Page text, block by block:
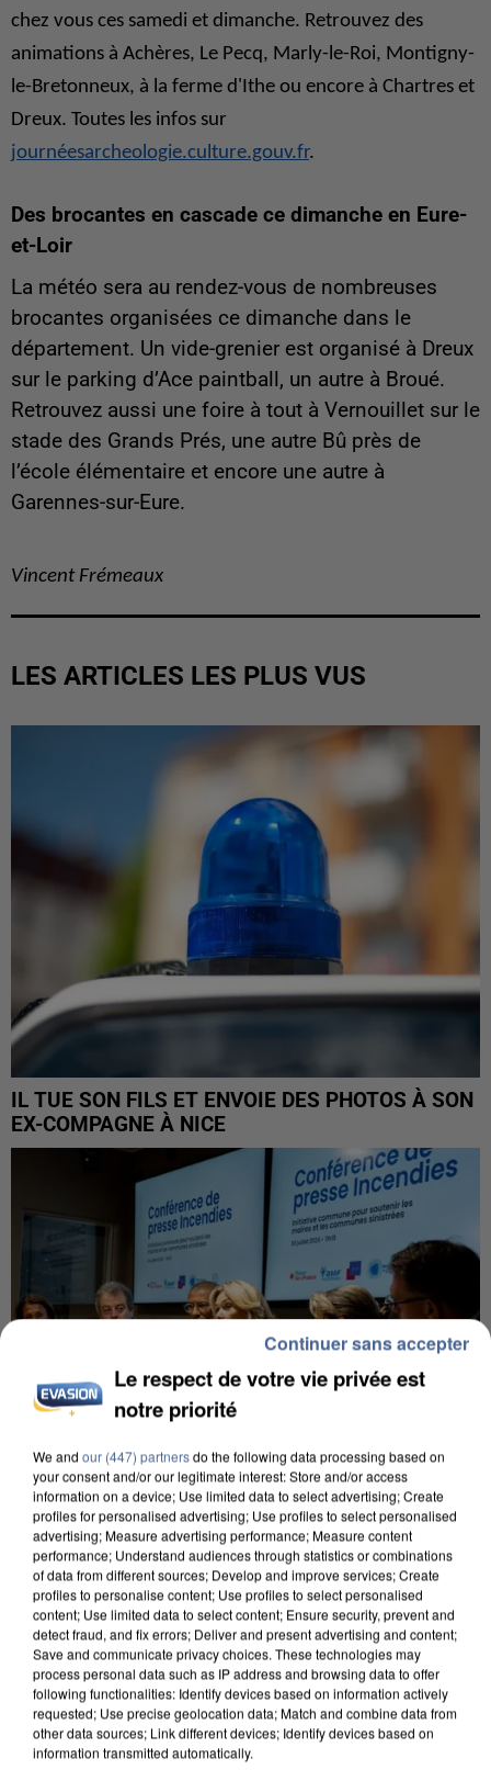
chez vous ces samedi et dimanche. Retrouvez des
animations à Achères, Le Pecq, Marly-le-Roi, Montigny-
le-Bretonneux, à la ferme d'Ithe ou encore à Chartres et
Dreux. Toutes les infos sur
journéesarcheologie.culture.gouv.fr.
Des brocantes en cascade ce dimanche en Eure-
et-Loir
La météo sera au rendez-vous de nombreuses
brocantes organisées ce dimanche dans le
département. Un vide-grenier est organisé à Dreux
sur le parking d’Ace paintball, un autre à Broué.
Retrouvez aussi une foire à tout à Vernouillet sur le
stade des Grands Prés, une autre Bû près de
l’école élémentaire et encore une autre à
Garennes-sur-Eure.
Vincent Frémeaux
LES ARTICLES LES PLUS VUS
IL TUE SON FILS ET ENVOIE DES PHOTOS À SON
EX-COMPAGNE À NICE
INCENDIES : L’ÎLE-DE-FRANCE LANCE UN ÉLAN
DE SOLIDARITÉ AVEC LES...
Le respect de votre vie privée est
notre priorité
We and our (447) partnersdo the following data processing based on
your consent and/or our legitimate interest: Store and/or access
information on a device; Use limited data to select advertising; Create
profiles for personalised advertising; Use profiles to select personalised
advertising; Measure advertising performance; Measure content
performance; Understand audiences through statistics or combinations
of data from different sources; Develop and improve services; Create
profiles to personalise content; Use profiles to select personalised
content; Use limited data to select content; Ensure security, prevent and
detect fraud, and fix errors; Deliver and present advertising and content;
Save and communicate privacy choices. These technologies may
process personal data such as IP address and browsing data to offer
following functionalities: Identify devices based on information actively
requested; Use precise geolocation data; Match and combine data from
other data sources; Link different devices; Identify devices based on
information transmitted automatically.
Continuer sans accepter